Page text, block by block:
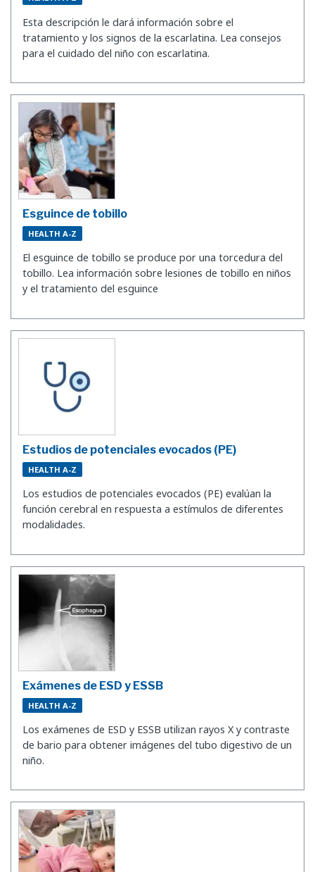
Esta descripción le dará información sobre el
tratamiento y los signos de la escarlatina. Lea consejos
para el cuidado del niño con escarlatina.
Esguince de tobillo
HEALTH A-Z
El esguince de tobillo se produce por una torcedura del
tobillo. Lea información sobre lesiones de tobillo en niños
y el tratamiento del esguince
Estudios de potenciales evocados (PE)
HEALTH A-Z
Los estudios de potenciales evocados (PE) evalúan la
función cerebral en respuesta a estímulos de diferentes
modalidades.
Exámenes de ESD y ESSB
HEALTH A-Z
Los exámenes de ESD y ESSB utilizan rayos X y contraste
de bario para obtener imágenes del tubo digestivo de un
niño.